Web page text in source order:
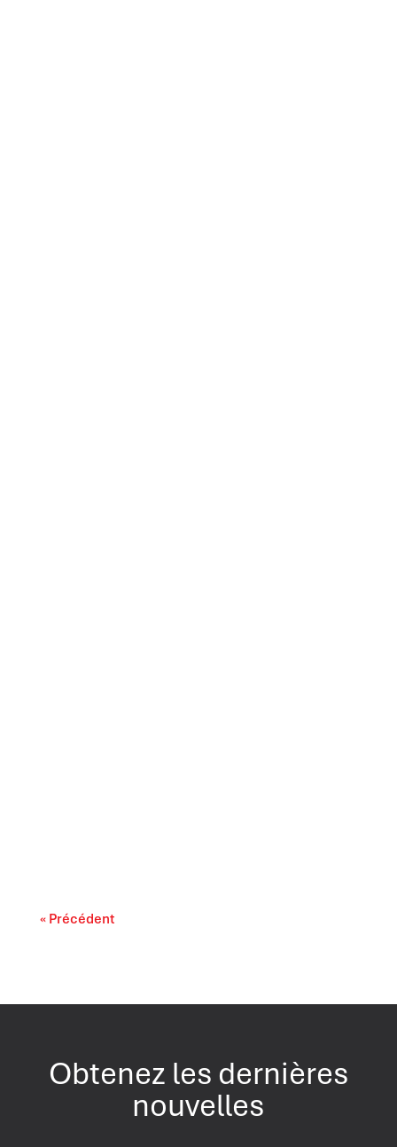
« Précédent
Obtenez les dernières
nouvelles